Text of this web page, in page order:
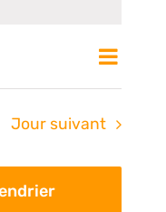
de
Jour
Jour suivant